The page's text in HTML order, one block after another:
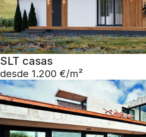
SLT casas
desde 1.200 €/m²